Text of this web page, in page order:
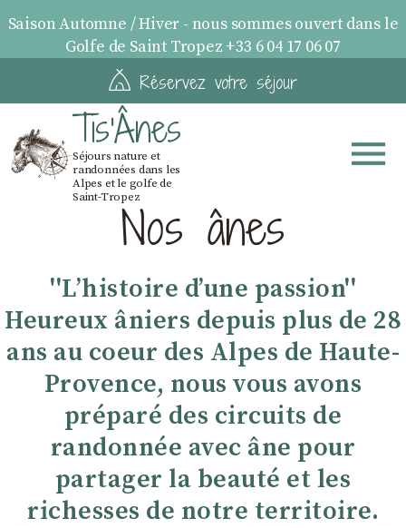
Saison Automne / Hiver - nous sommes ouvert dans le
Golfe de Saint Tropez +33 6 04 17 06 07
Réservez votre séjour
Tis'Ânes
Séjours nature et
randonnées dans les
Alpes et le golfe de
Saint-TropezNos ânes
''Lʼhistoire dʼune passion''
Heureux âniers depuis plus de 28
ans au coeur des Alpes de Haute-
Provence, nous vous avons
préparé des circuits de
randonnée avec âne pour
partager la beauté et les
richesses de notre territoire.